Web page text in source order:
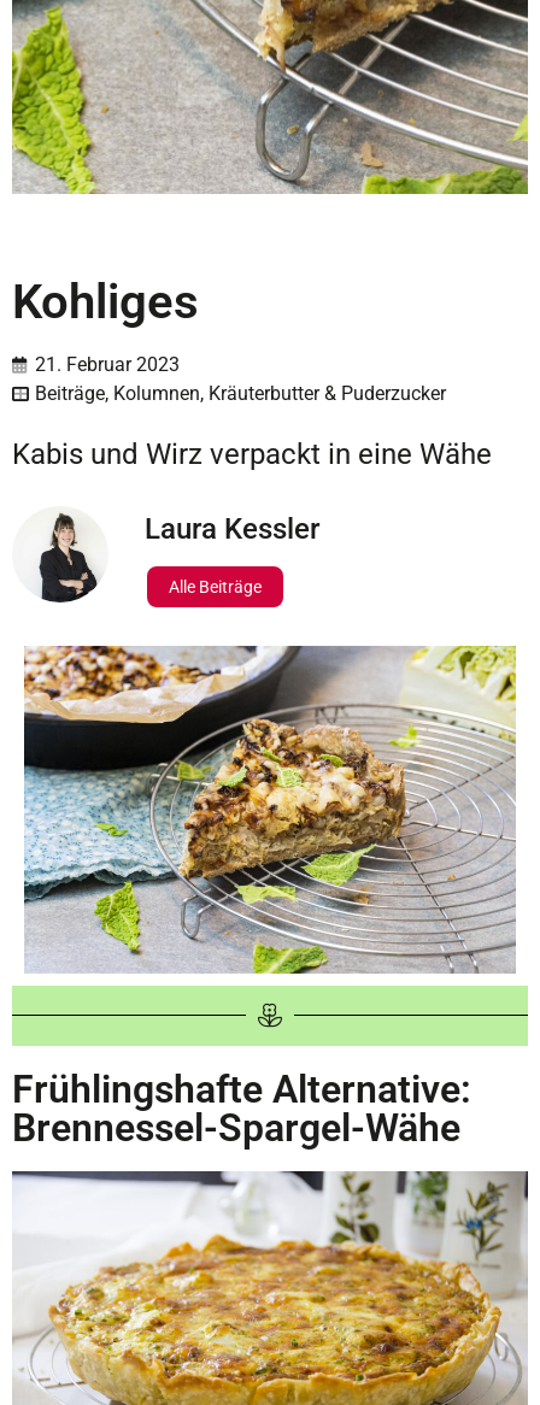
Kohliges
21. Februar 2023
Beiträge, Kolumnen, Kräuterbutter & Puderzucker
Kabis und Wirz verpackt in eine Wähe
Laura Kessler
Alle Beiträge
Frühlingshafte Alternative:
Brennessel-Spargel-Wähe